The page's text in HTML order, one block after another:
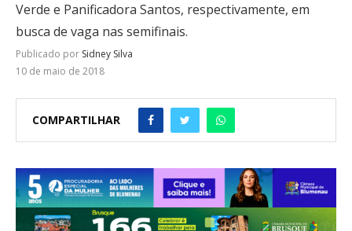
Verde e Panificadora Santos, respectivamente, em
busca de vaga nas semifinais.
Publicado por Sidney Silva
10 de maio de 2018
COMPARTILHAR